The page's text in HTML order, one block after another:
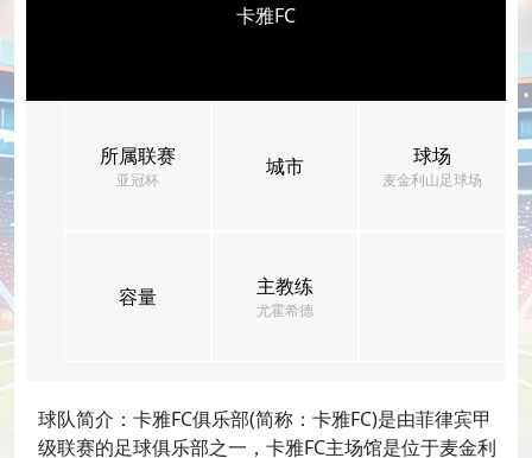
卡雅FC
所属联赛
亚冠杯
城市 球场
麦金利山足球场
容量 主教练
尤霍希德
球队简介：卡雅FC俱乐部(简称：卡雅FC)是由菲律宾甲
级联赛的足球俱乐部之一，卡雅FC主场馆是位于麦金利